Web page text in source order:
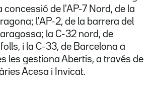
concessió de l'AP-7 Nord, de la
l'AP-2, de la barrera del
la C-32 nord, de
i la C-33, de Barcelona a
les gestiona Abertis, a través de
Acesa i Invicat.